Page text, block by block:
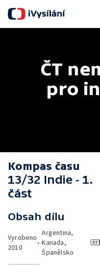
ČT
pro
Kompas času
13/32 Indie - 1.
část
Obsah dílu
Vyrobeno
2010
•
Argentina,
Kanada,
Španělsko